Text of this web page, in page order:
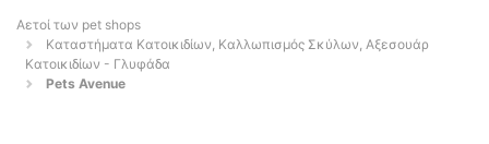
Αετοί των pet shops
Καταστήματα Κατοικιδίων, Καλλωπισμός Σκύλων, Αξεσουάρ
Κατοικιδίων - Γλυφάδα
Pets Avenue